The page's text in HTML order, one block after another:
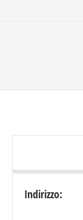
Indirizzo: